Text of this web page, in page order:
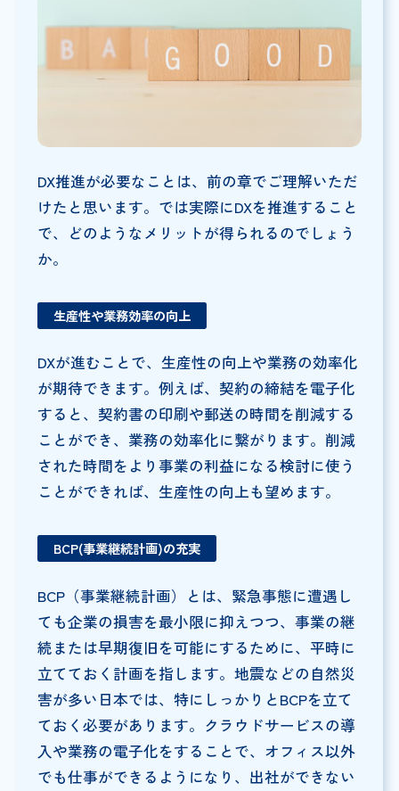
DX推進が必要なことは、前の章でご理解いただ
けたと思います。では実際にDXを推進すること
で、どのようなメリットが得られるのでしょう
か。
生産性や業務効率の向上
DXが進むことで、生産性の向上や業務の効率化
が期待できます。例えば、契約の締結を電子化
すると、契約書の印刷や郵送の時間を削減する
ことができ、業務の効率化に繋がります。削減
された時間をより事業の利益になる検討に使う
ことができれば、生産性の向上も望めます。
BCP(事業継続計画)の充実
BCP（事業継続計画）とは、緊急事態に遭遇し
ても企業の損害を最小限に抑えつつ、事業の継
続または早期復旧を可能にするために、平時に
立てておく計画を指します。地震などの自然災
害が多い日本では、特にしっかりとBCPを立て
ておく必要があります。クラウドサービスの導
入や業務の電子化をすることで、オフィス以外
でも仕事ができるようになり、出社ができない